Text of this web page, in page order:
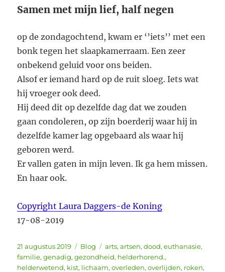
Samen met mijn lief, half negen
op de zondagochtend, kwam er ‘’iets’’ met een
bonk tegen het slaapkamerraam. Een zeer
onbekend geluid voor ons beiden.
Alsof er iemand hard op de ruit sloeg. Iets wat
hij vroeger ook deed.
Hij deed dit op dezelfde dag dat we zouden
gaan condoleren, op zijn boerderij waar hij in
dezelfde kamer lag opgebaard als waar hij
geboren werd.
Er vallen gaten in mijn leven. Ik ga hem missen.
En haar ook.
Copyright Laura Daggers-de Koning
17-08-2019
Geplaatst
op
21 augustus 2019 Categorieën
Blog Tags
arts,artsen,dood,euthanasie,
familie,genadig,gezondheid, helderhorend.,
helderwetend, kist, lichaam,overleden,overlijden, roken,